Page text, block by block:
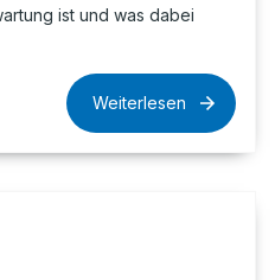
ist und was dabei
Weiterlesen